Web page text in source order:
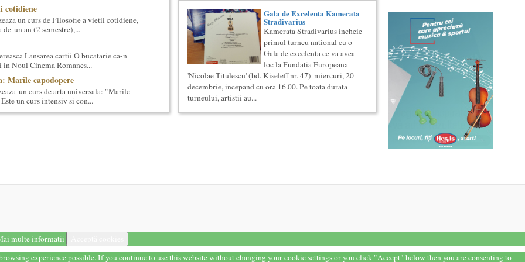
cotidiene
un curs de Filosofie a vietii cotidiene,
un an (2 semestre),...
Lansarea cartii O bucatarie ca-n
Noul Cinema Romanes...
Marile capodopere
un curs de arta universala: "Marile
un curs intensiv si con...
Meachem
universala: Marile capodopere si marii
un curs de cultura generala
Gala de Excelenta Kamerata
Stradivarius
Kamerata Stradivarius incheie
primul turneu national cu o
Gala de excelenta ce va avea
loc la Fundatia Europeana
'Nicolae Titulescu' (bd. Kiseleff nr. 47) miercuri, 20
decembrie, incepand cu ora 16.00. Pe toata durata
turneului, artistii au...
multe informatii
experience possible. If you continue to use this website without changing your cookie settings or you click "Accept" below then you are consenting to